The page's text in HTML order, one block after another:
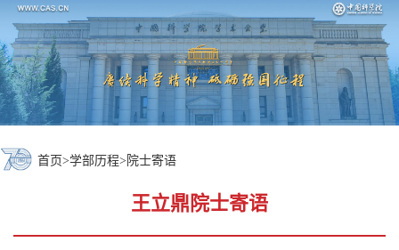
首页>学部历程> 院士寄语
王立鼎院士寄语